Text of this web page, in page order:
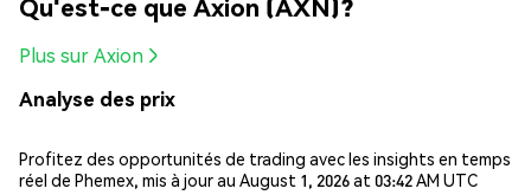
Plus sur Axion
Analyse des prix
Profitez des opportunités de trading avec les insights en temps
réel de Phemex, mis à jour au August 1, 2026 at 03:42 AM UTC